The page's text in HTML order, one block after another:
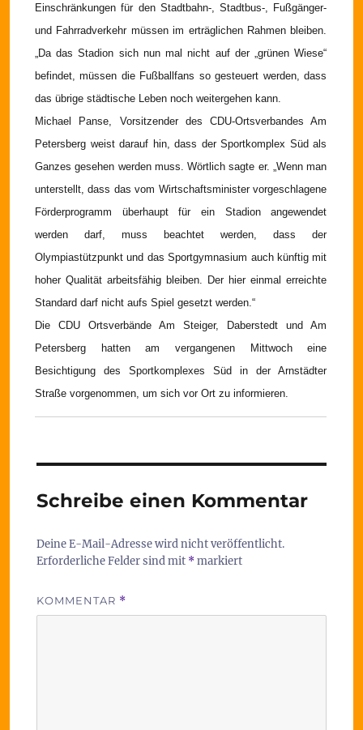
Einschränkungen für den Stadtbahn-, Stadtbus-, Fußgänger-
und Fahrradverkehr müssen im erträglichen Rahmen bleiben.
„Da das Stadion sich nun mal nicht auf der „grünen Wiese“
befindet, müssen die Fußballfans so gesteuert werden, dass
das übrige städtische Leben noch weitergehen kann.
Michael Panse, Vorsitzender des CDU-Ortsverbandes Am
Petersberg weist darauf hin, dass der Sportkomplex Süd als
Ganzes gesehen werden muss. Wörtlich sagte er. „Wenn man
unterstellt, dass das vom Wirtschaftsminister vorgeschlagene
Förderprogramm überhaupt für ein Stadion angewendet
werden darf, muss beachtet werden, dass der
Olympiastützpunkt und das Sportgymnasium auch künftig mit
hoher Qualität arbeitsfähig bleiben. Der hier einmal erreichte
Standard darf nicht aufs Spiel gesetzt werden.“
Die CDU Ortsverbände Am Steiger, Daberstedt und Am
Petersberg hatten am vergangenen Mittwoch eine
Besichtigung des Sportkomplexes Süd in der Arnstädter
Straße vorgenommen, um sich vor Ort zu informieren.
Schreibe einen Kommentar
Deine E-Mail-Adresse wird nicht veröffentlicht.
Erforderliche Felder sind mit *markiert
KOMMENTAR *